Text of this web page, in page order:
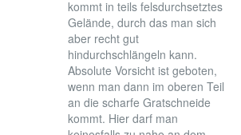
kommt in teils felsdurchsetztes
Gelände, durch das man sich
aber recht gut
hindurchschlängeln kann.
Absolute Vorsicht ist geboten,
wenn man dann im oberen Teil
an die scharfe Gratschneide
kommt. Hier darf man